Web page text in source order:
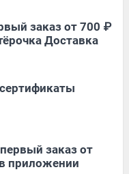
заказ от 700 ₽
Доставка
заказ от
приложении